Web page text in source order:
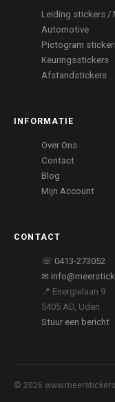
Leiding stickers /
Automotive
Pictogram
Keuringsstickers
Afstandstickers
INFORMATIE
Over Ons
Contact
Blog
Mijn Account
CONTACT
☏ 0413-273052
✉
📍 Energielaan 9
5405 AD, Uden
Stuur een bericht
© 2026